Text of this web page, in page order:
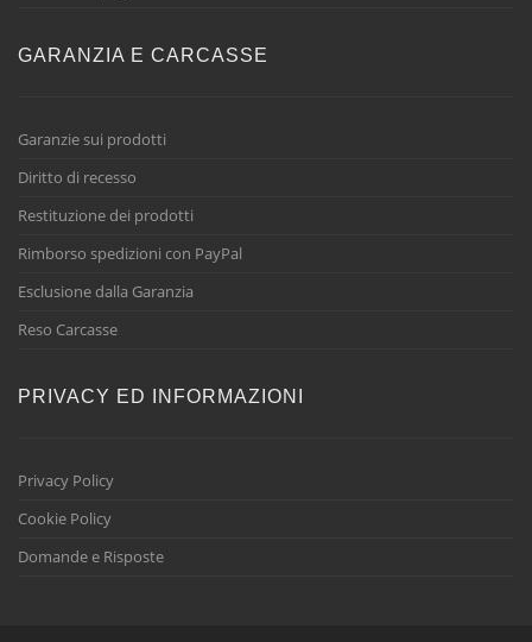
GARANZIA E CARCASSE
Garanzie sui prodotti
Diritto di recesso
Restituzione dei prodotti
Rimborso spedizioni con PayPal
Esclusione dalla Garanzia
Reso Carcasse
PRIVACY ED INFORMAZIONI
Privacy Policy
Cookie Policy
Domande e Risposte